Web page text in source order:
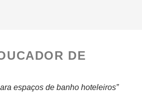
DE
espaços de banho hoteleiros”